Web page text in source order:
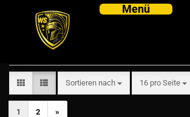
Misc
Sortieren nach
Sortieren nach 16 pro Seite
pro Seite
1 2 »